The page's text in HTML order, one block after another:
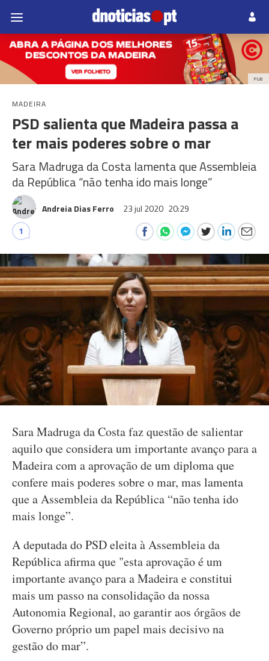
PUB
MADEIRA
PSD salienta que Madeira passa a
ter mais poderes sobre o mar
Sara Madruga da Costa lamenta que Assembleia
da República “não tenha ido mais longe”
Andreia Dias Ferro 23 jul 2020 20:29
1
Sara Madruga da Costa faz questão de salientar
aquilo que considera um importante avanço para a
Madeira com a aprovação de um diploma que
confere mais poderes sobre o mar, mas lamenta
que a Assembleia da República “não tenha ido
mais longe”.
A deputada do PSD eleita à Assembleia da
República afirma que "esta aprovação é um
importante avanço para a Madeira e constitui
mais um passo na consolidação da nossa
Autonomia Regional, ao garantir aos órgãos de
Governo próprio um papel mais decisivo na
gestão do mar”.